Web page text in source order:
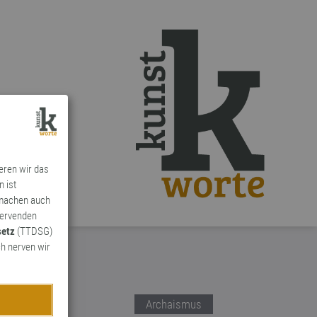
wir das
ist
auch
(TTDSG)
nerven wir
Archaismus